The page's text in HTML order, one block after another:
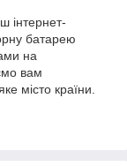
інтернет-
батарею
на
вам
місто країни.